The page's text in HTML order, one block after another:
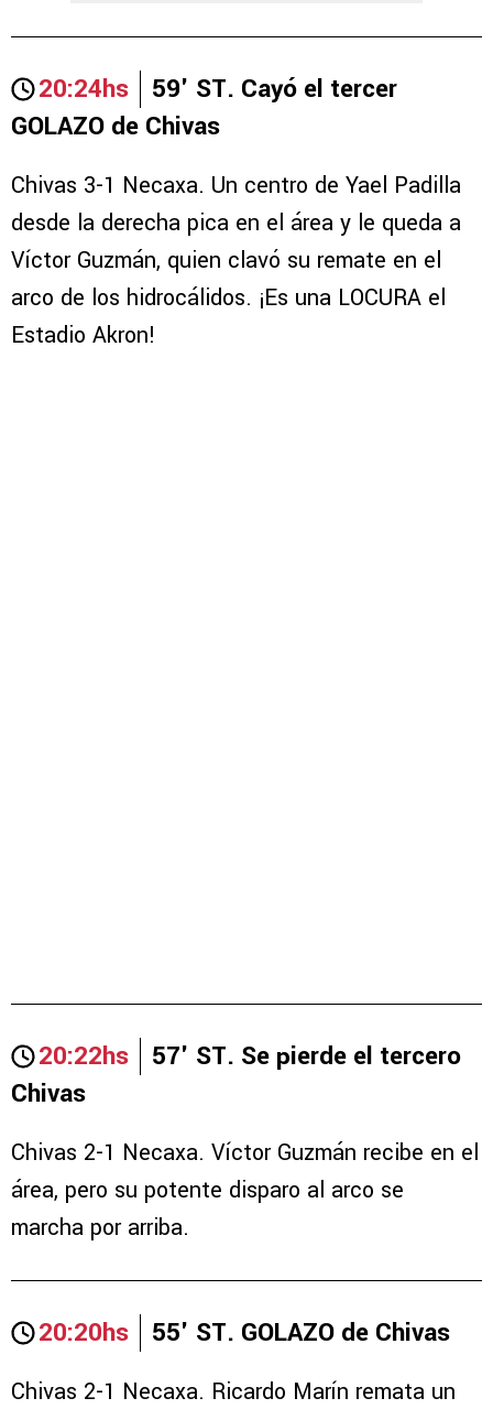
20:24hs
59' ST. Cayó el tercer
GOLAZO de Chivas
Chivas 3-1 Necaxa. Un centro de Yael Padilla
desde la derecha pica en el área y le queda a
Víctor Guzmán, quien clavó su remate en el
arco de los hidrocálidos. ¡Es una LOCURA el
Estadio Akron!
20:22hs
57' ST. Se pierde el tercero
Chivas
Chivas 2-1 Necaxa. Víctor Guzmán recibe en el
área, pero su potente disparo al arco se
marcha por arriba.
20:20hs 55' ST. GOLAZO de Chivas
Chivas 2-1 Necaxa. Ricardo Marín remata un